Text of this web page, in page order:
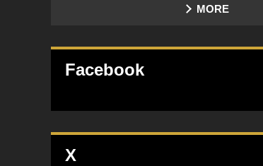
MORE
Facebook
X